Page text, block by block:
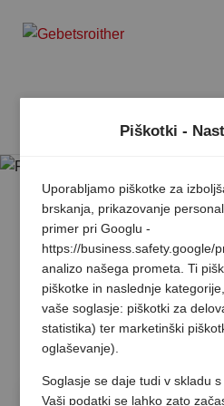
Piškotki -
Uporabljamo piškotke za
brskanja, prikazovanje
primer pri Googlu -
https://business.safety.google/
analizo našega prometa. Ti
piškotke in naslednje
vaše soglasje: piškotki za
statistika) ter marketinški
oglaševanje).
Soglasje se daje tudi v skladu
Vaši podatki se lahko zato